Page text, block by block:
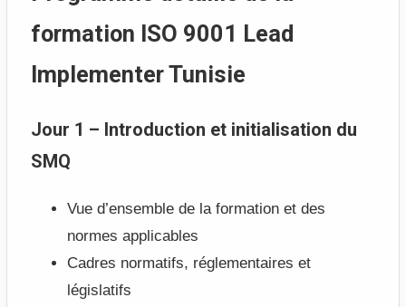
formation ISO 9001 Lead
Implementer Tunisie
Jour 1 – Introduction et initialisation du
SMQ
Vue d’ensemble de la formation et des
normes applicables
Cadres normatifs, réglementaires et
législatifs